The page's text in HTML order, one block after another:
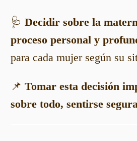
🩺 Decidir sobre la
proceso personal y
para cada mujer según su
📌 Tomar esta decisión
sobre todo, sentirse